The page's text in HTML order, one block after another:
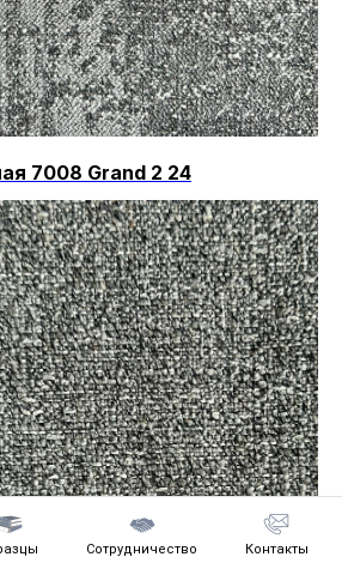
Сотрудничество Контакты
7008 Grand 2 24